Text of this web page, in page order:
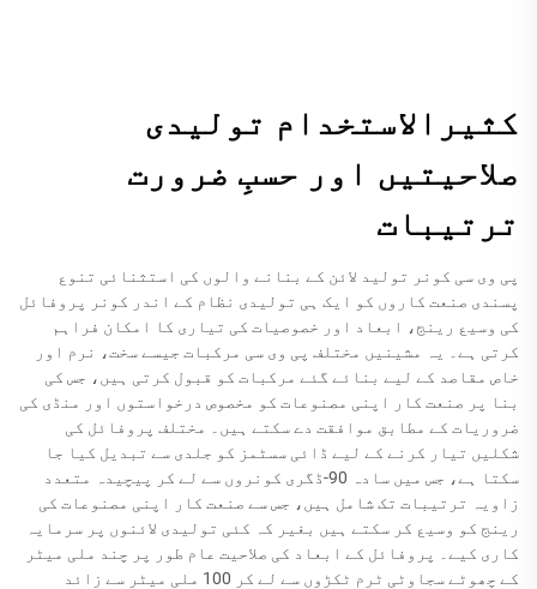
کثیرالاستخدام تولیدی
صلاحیتیں اور حسبِ ضرورت
ترتیبات
پی وی سی کونر تولید لائن کے بنانے والوں کی استثنائی تنوع
پسندی صنعت کاروں کو ایک ہی تولیدی نظام کے اندر کونر پروفائل
کی وسیع رینج، ابعاد اور خصوصیات کی تیاری کا امکان فراہم
کرتی ہے۔ یہ مشینیں مختلف پی وی سی مرکبات جیسے سخت، نرم اور
خاص مقاصد کے لیے بنائے گئے مرکبات کو قبول کرتی ہیں، جس کی
بنا پر صنعت کار اپنی مصنوعات کو مخصوص درخواستوں اور منڈی کی
ضروریات کے مطابق موافقت دے سکتے ہیں۔ مختلف پروفائل کی
شکلیں تیار کرنے کے لیے ڈائی سسٹمز کو جلدی سے تبدیل کیا جا
سکتا ہے، جس میں سادہ 90-ڈگری کونروں سے لے کر پیچیدہ متعدد
زاویہ ترتیبات تک شامل ہیں، جس سے صنعت کار اپنی مصنوعات کی
رینج کو وسیع کر سکتے ہیں بغیر کہ کئی تولیدی لائنوں پر سرمایہ
کاری کیے۔ پروفائل کے ابعاد کی صلاحیت عام طور پر چند ملی میٹر
کے چھوٹے سجاوٹی ٹرِم ٹکڑوں سے لے کر 100 ملی میٹر سے زائد